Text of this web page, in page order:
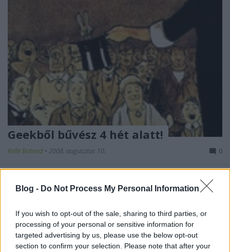
Blog - Do Not Process My Personal Information
If you wish to opt-out of the sale, sharing to third parties, or
processing of your personal or sensitive information for
targeted advertising by us, please use the below opt-out
section to confirm your selection. Please note that after your
Geekből bűvész 4 hét alatt!
Kelle Botond • 2008. augusztus 10. 0
kiválasztanak egy embert és néhány hét alatt profik
ami a lehető legtávolabb áll attól, amit korábban
csinált. Pontosabban nyilvánvalóan nem mindent
tanítanak meg neki az…